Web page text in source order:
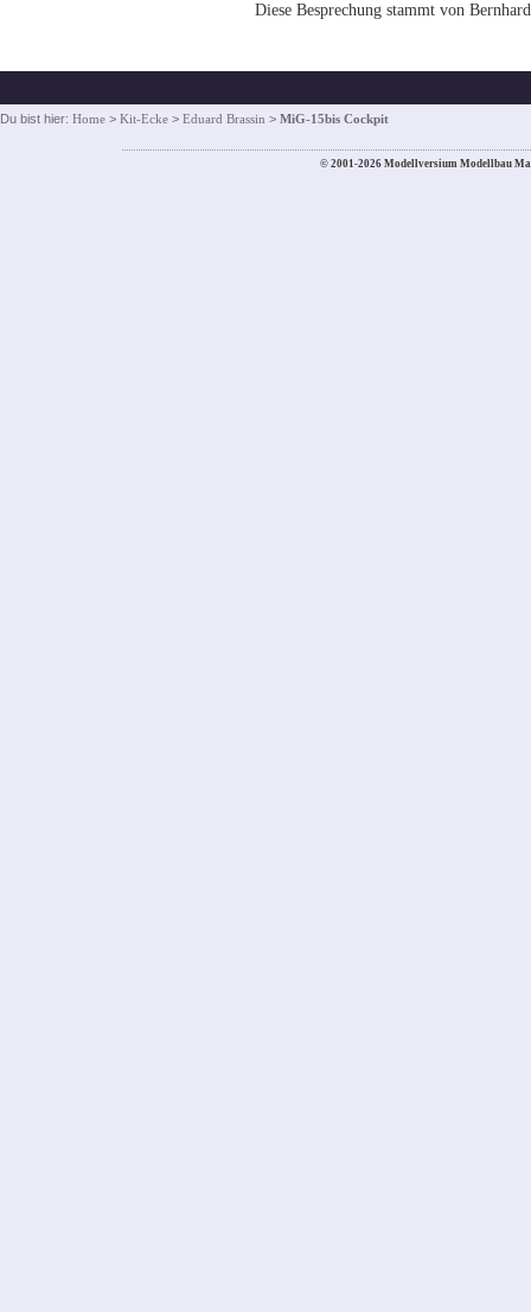
Diese Besprechung stammt von
Du bist hier: Home > Kit-Ecke > Eduard Brassin > MiG-15bis Cockpit
© 2001-2026 Modellversium Modellbau